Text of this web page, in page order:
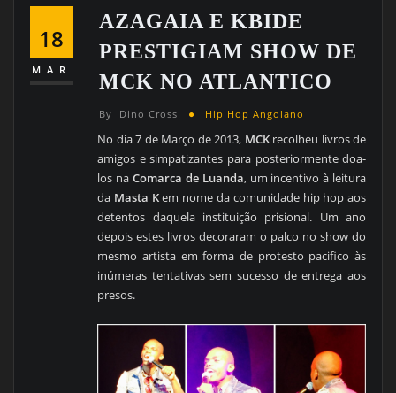
18
MAR
AZAGAIA E KBIDE
PRESTIGIAM SHOW DE
MCK NO ATLANTICO
By Dino Cross Hip Hop Angolano
No dia 7 de Março de 2013, MCKrecolheu livros de
amigos e simpatizantes para posteriormente doa-
los na Comarca de Luanda, um incentivo à leitura
da Masta Kem nome da comunidade hip hop aos
detentos daquela instituição prisional. Um ano
depois estes livros decoraram o palco no show do
mesmo artista em forma de protesto pacifico às
inúmeras tentativas sem sucesso de entrega aos
presos.